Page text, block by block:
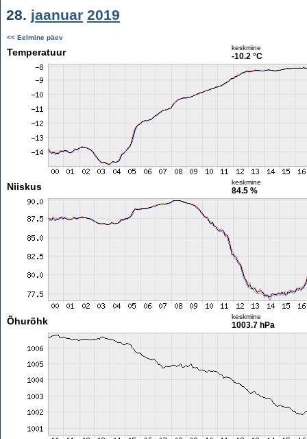
28. jaanuar 2019
<< Eelmine päev
Temperatuur keskmine
-10.2 °C
Niiskus keskmine
84.5 %
Õhurõhk keskmine
1003.7 hPa